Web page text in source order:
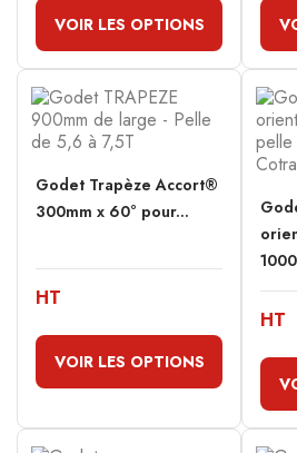
VOIR LES OPTIONS
Godet Trapèze Accort®
300mm x 60° pour...
HT
VOIR LES OPTIONS
HT